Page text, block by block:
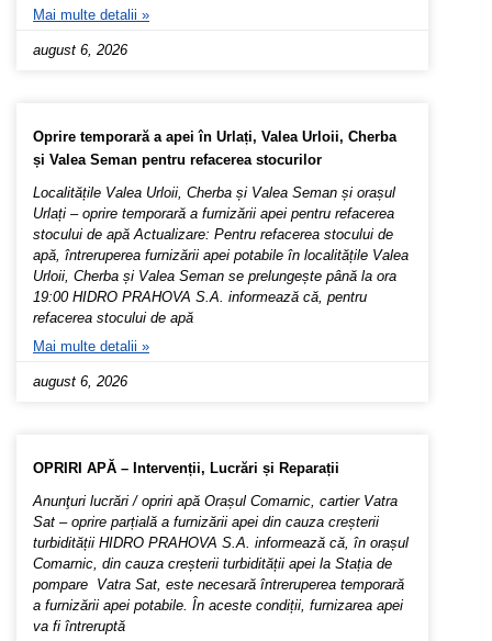
Mai multe detalii »
august 6, 2026
Oprire temporară a apei în Urlați, Valea Urloii, Cherba
și Valea Seman pentru refacerea stocurilor
Localitățile Valea Urloii, Cherba și Valea Seman și orașul
Urlați – oprire temporară a furnizării apei pentru refacerea
stocului de apă Actualizare: Pentru refacerea stocului de
apă, întreruperea furnizării apei potabile în localitățile Valea
Urloii, Cherba și Valea Seman se prelungește până la ora
19:00 HIDRO PRAHOVA S.A. informează că, pentru
refacerea stocului de apă
Mai multe detalii »
august 6, 2026
OPRIRI APĂ – Intervenții, Lucrări și Reparații
Anunţuri lucrări / opriri apă Orașul Comarnic, cartier Vatra
Sat – oprire parțială a furnizării apei din cauza creșterii
turbidității HIDRO PRAHOVA S.A. informează că, în orașul
Comarnic, din cauza creșterii turbidității apei la Stația de
pompare Vatra Sat, este necesară întreruperea temporară
a furnizării apei potabile. În aceste condiții, furnizarea apei
va fi întreruptă